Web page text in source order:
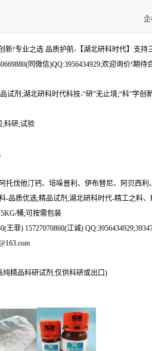
新!专业之选 品质护航-【湖北研科时代】支
同微信)QQ:3956434929;欢迎询价!期待
试剂;湖北研科时代科技-“研”无止境;“科”学
;科研;试验
托伐他汀钙、培哚普利、伊布替尼、阿贝西
-品质优选;精品试剂;湖北研科时代-精工之料
桶;可按需包装
王菲) 15727070860(江诚)
纯精品科研试剂;仅供科研或出口)